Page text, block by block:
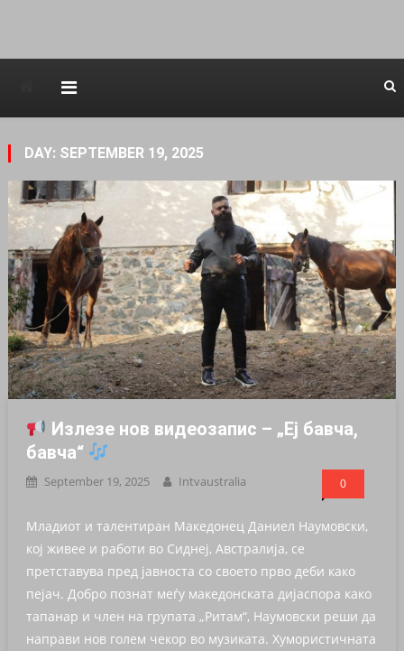
DAY: SEPTEMBER 19, 2025
Излезе нов видеозапис – „Еј бавча,
бавча“
September 19, 2025 Intvaustralia 0
Младиот и талентиран Македонец Даниел Наумовски,
кој живее и работи во Сиднеј, Австралија, се
претставува пред јавноста со своето прво деби како
пејач. Добро познат меѓу македонската дијаспора како
тапанар и член на групата „Ритам“, Наумовски реши да
направи нов голем чекор во музиката. Хумористичната